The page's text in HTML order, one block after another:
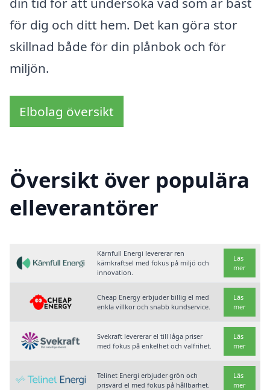
för dig och ditt hem. Det kan göra stor
skillnad både för din plånbok och för
miljön.
Elbolag översikt
Översikt över populära
elleverantörer
Kärnfull Energi levererar ren
kärnkraftsel med fokus på miljö och
innovation.
Läs
mer
Cheap Energy erbjuder billig el med
enkla villkor och snabb kundservice.
Läs
mer
Svekraft levererar el till låga priser
med fokus på enkelhet och valfrihet.
Läs
mer
Telinet Energi erbjuder grön och
prisvärd el med fokus på hållbarhet.
Läs
mer